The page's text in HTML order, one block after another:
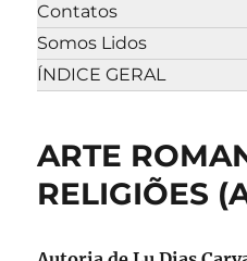
Contatos
Somos Lidos
ÍNDICE GERAL
ARTE
RELIGIÕES